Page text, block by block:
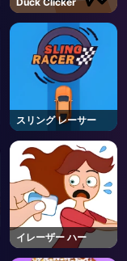
スリング レーサー
イレーザー ハー